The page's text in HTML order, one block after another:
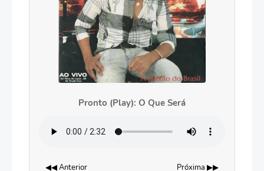
Pronto (Play): O Que Será
◀◀ Anterior Próxima ▶▶